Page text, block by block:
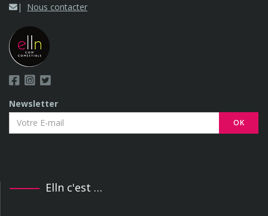
Nous contacter
Newsletter
OK
Elln c'est …